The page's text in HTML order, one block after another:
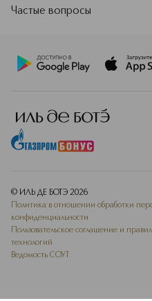
Частые вопросы
© ИЛЬ ДЕ БОТЭ 2026
Политика в отношении обработки
конфиденциальности
Пользовательское соглашение и
технологий
Ведомость СОУТ